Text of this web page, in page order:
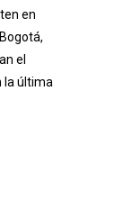
en
el
la última